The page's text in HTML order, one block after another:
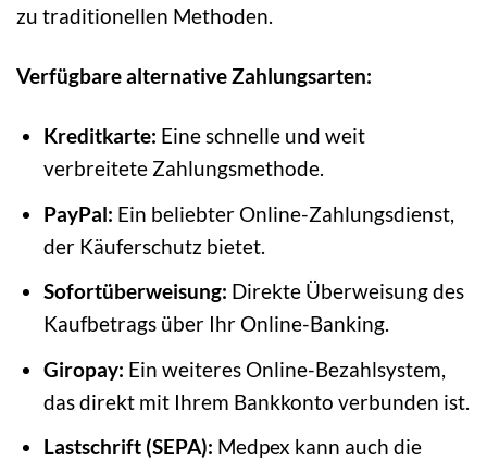
zu traditionellen Methoden.
Verfügbare alternative Zahlungsarten:
Kreditkarte: Eine schnelle und weit
verbreitete Zahlungsmethode.
PayPal: Ein beliebter Online-Zahlungsdienst,
der Käuferschutz bietet.
Sofortüberweisung: Direkte Überweisung des
Kaufbetrags über Ihr Online-Banking.
Giropay: Ein weiteres Online-Bezahlsystem,
das direkt mit Ihrem Bankkonto verbunden ist.
Lastschrift (SEPA): Medpex kann auch die